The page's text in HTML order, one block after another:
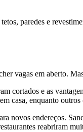
paredes e
vagas em aberto.
cortados e as
casa, enquanto
novos endereços.
reabriram